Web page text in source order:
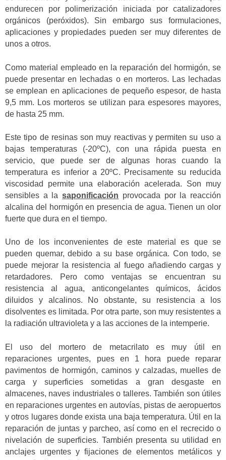
endurecen por polimerización iniciada por catalizadores
orgánicos (peróxidos). Sin embargo sus formulaciones,
aplicaciones y propiedades pueden ser muy diferentes de
unos a otros.
Como material empleado en la reparación del hormigón, se
puede presentar en lechadas o en morteros. Las lechadas
se emplean en aplicaciones de pequeño espesor, de hasta
9,5 mm. Los morteros se utilizan para espesores mayores,
de hasta 25 mm.
Este tipo de resinas son muy reactivas y permiten su uso a
bajas temperaturas (-20ºC), con una rápida puesta en
servicio, que puede ser de algunas horas cuando la
temperatura es inferior a 20ºC. Precisamente su reducida
viscosidad permite una elaboración acelerada. Son muy
sensibles a lasaponificación provocada por la reacción
alcalina del hormigón en presencia de agua. Tienen un olor
fuerte que dura en el tiempo.
Uno de los inconvenientes de este material es que se
pueden quemar, debido a su base orgánica. Con todo, se
puede mejorar la resistencia al fuego añadiendo cargas y
retardadores. Pero como ventajas se encuentran su
resistencia al agua, anticongelantes químicos, ácidos
diluidos y alcalinos. No obstante, su resistencia a los
disolventes es limitada. Por otra parte, son muy resistentes a
la radiación ultravioleta y a las acciones de la intemperie.
El uso del mortero de metacrilato es muy útil en
reparaciones urgentes, pues en 1 hora puede reparar
pavimentos de hormigón, caminos y calzadas, muelles de
carga y superficies sometidas a gran desgaste en
almacenes, naves industriales o talleres. También son útiles
en reparaciones urgentes en autovías, pistas de aeropuertos
y otros lugares donde exista una baja temperatura. Útil en la
reparación de juntas y parcheo, así como en el recrecido o
nivelación de superficies. También presenta su utilidad en
anclajes urgentes y fijaciones de elementos metálicos y